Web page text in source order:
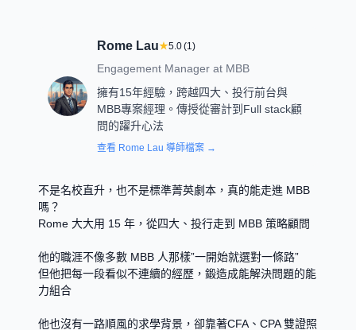
Rome Lau★5.0(1)
Engagement Manager at MBB
擁有15年經驗，跨越四大、投行前台與
MBB專案經理。傳授從審計到Full stack顧
問的躍升心法
查看 Rome Lau 導師檔案 →
不是名校直升，也不是標準菁英劇本，真的能走進 MBB
嗎？
Rome 大大用 15 年，從四大、投行走到 MBB 策略顧問
他的職涯不像多數 MBB 人那樣”一開始就選對一條路”
但他把每一段看似不連續的經歷，鍛造成能解決問題的能
力組合
他也沒有一路順風的求學背景，卻靠著CFA、CPA 雙證照